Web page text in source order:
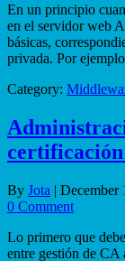
En un principio
en el servidor web
básicas,
privada. Por
Category:
certificación
By Jota | December
0 Comment
Lo primero que
entre gestión de CA